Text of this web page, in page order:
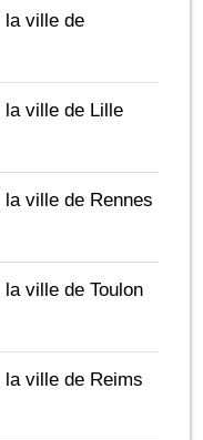
la ville de
la ville de Lille
ville de Rennes
ville de Toulon
ville de Reims